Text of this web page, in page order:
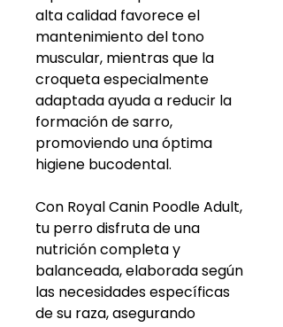
alta calidad favorece el
mantenimiento del tono
muscular, mientras que la
croqueta especialmente
adaptada ayuda a reducir la
formación de sarro,
promoviendo una óptima
higiene bucodental.
Con Royal Canin Poodle Adult,
tu perro disfruta de una
nutrición completa y
balanceada, elaborada según
las necesidades específicas
de su raza, asegurando